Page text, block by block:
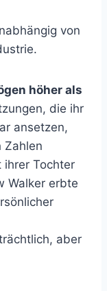
von
höher als
die ihr
ansetzen,
Zahlen
ihrer Tochter
Walker erbte
aber